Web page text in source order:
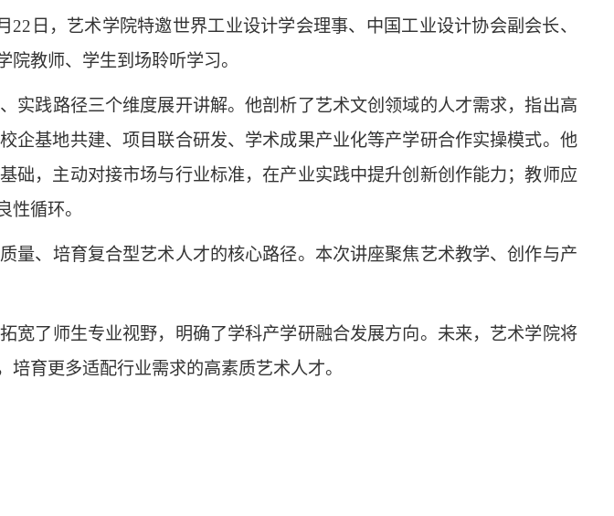
日，艺术学院特邀世界工业设计学会理事、中国工业设计协会副会长、
教师、学生到场聆听学习。
实践路径三个维度展开讲解。他剖析了艺术文创领域的人才需求，指出高
企基地共建、项目联合研发、学术成果产业化等产学研合作实操模式。他
础，主动对接市场与行业标准，在产业实践中提升创新创作能力；教师应
循环。
量、培育复合型艺术人才的核心路径。本次讲座聚焦艺术教学、创作与产
宽了师生专业视野，明确了学科产学研融合发展方向。未来，艺术学院将
育更多适配行业需求的高素质艺术人才。